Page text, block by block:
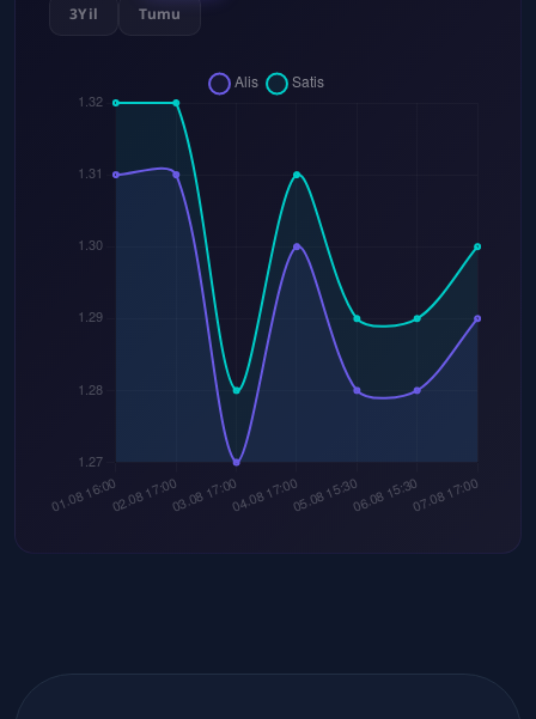
3Yil Tumu